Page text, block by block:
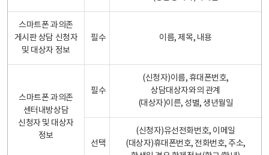
스마트폰 과의존
게시판 상담 신청자
및 대상자 정보
필수 이름, 제목, 내용
스마트폰 과의존
센터내방상담
신청자 및 대상자
정보
필수
(신청자)이름, 휴대폰번호,
상담대상자와의 관계
(대상자)이른, 성별, 생년월일
선택
(신청자)유선전화번호, 이메일
(대상자)휴대폰번호, 전화번호, 주소,